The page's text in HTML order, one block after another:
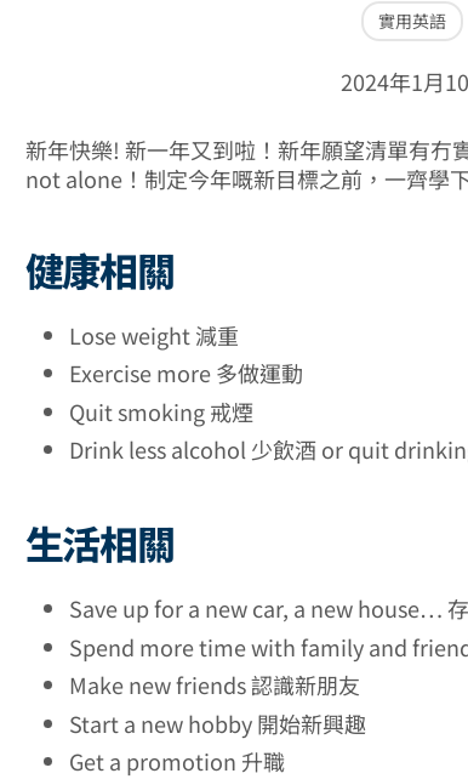
實用英語
2024年1月
新年快樂! 新一年又到啦！新年願望清單有冇
not alone！制定今年嘅新目標之前，一齊學
健康相關
Lose weight 減重
Exercise more 多做運動
Quit smoking 戒煙
Drink less alcohol 少飲酒 or quit
生活相關
Save up for a new car, a new house…
Spend more time with family and
Make new friends 認識新朋友
Start a new hobby 開始新興趣
Get a promotion 升職